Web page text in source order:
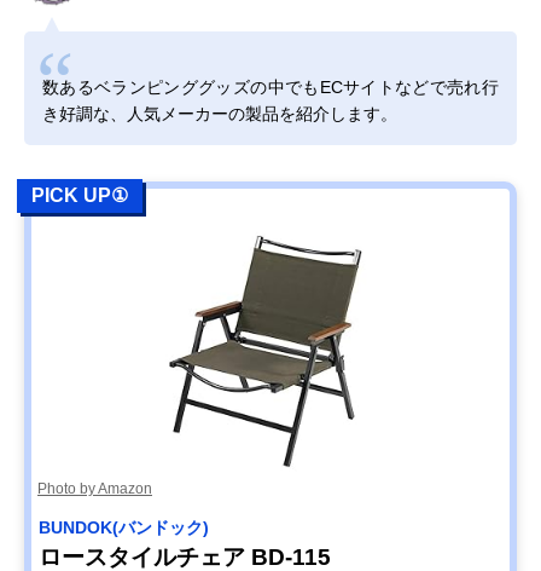
数あるベランピンググッズの中でもECサイトなどで売れ行
き好調な、人気メーカーの製品を紹介します。
PICK UP①
Photo by Amazon
BUNDOK(バンドック)
ロースタイルチェア BD-115